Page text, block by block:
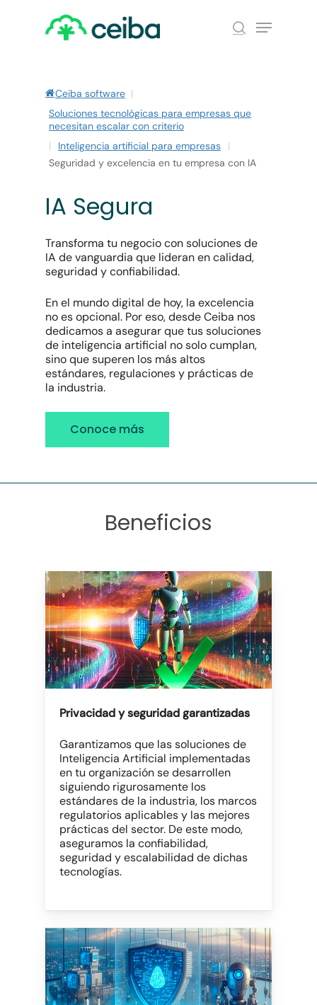
search
Menu
Ceiba software |
Soluciones tecnológicas para empresas que
necesitan escalar con criterio
|
Inteligencia artificial para empresas
|
Seguridad y excelencia en tu empresa con IA
IA Segura
Transforma tu negocio con soluciones de
IA de vanguardia que lideran en calidad,
seguridad y confiabilidad.
En el mundo digital de hoy, la excelencia
no es opcional. Por eso, desde Ceiba nos
dedicamos a asegurar que tus soluciones
de inteligencia artificial no solo cumplan,
sino que superen los más altos
estándares, regulaciones y prácticas de
la industria.
Conoce más
Beneficios
Privacidad y seguridad garantizadas
Garantizamos que las soluciones de
Inteligencia Artificial implementadas
en tu organización se desarrollen
siguiendo rigurosamente los
estándares de la industria, los marcos
regulatorios aplicables y las mejores
prácticas del sector. De este modo,
aseguramos la confiabilidad,
seguridad y escalabilidad de dichas
tecnologías.